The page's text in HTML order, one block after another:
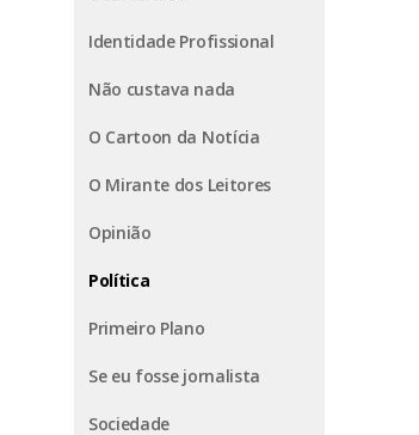
Identidade Profissional
Não custava nada
O Cartoon da Notícia
O Mirante dos Leitores
Opinião
Política
Primeiro Plano
Se eu fosse jornalista
Sociedade